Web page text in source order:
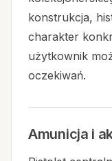
konstrukcja,
charakter
użytkownik
oczekiwań.
Amunicja i